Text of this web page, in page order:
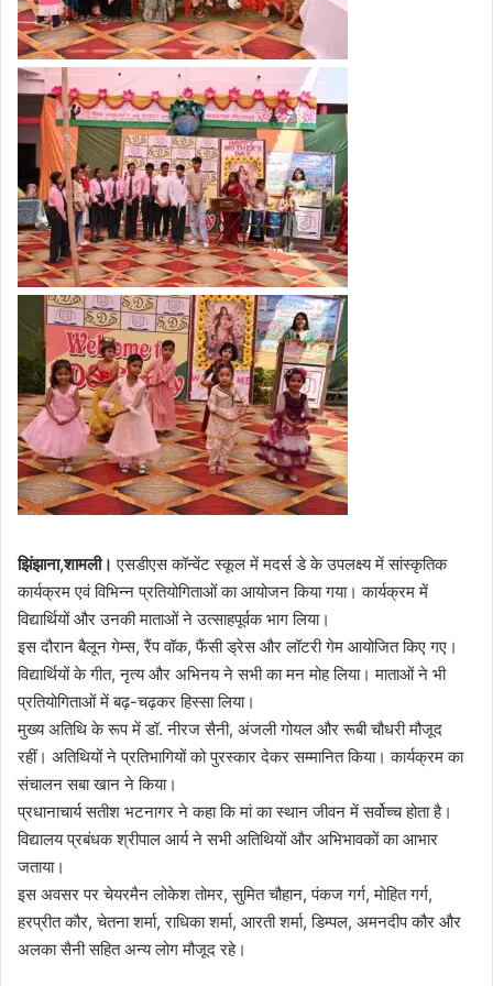
झिंझाना,शामली। एसडीएस कॉन्वेंट स्कूल में मदर्स डे के उपलक्ष्य में सांस्कृतिक
कार्यक्रम एवं विभिन्न प्रतियोगिताओं का आयोजन किया गया। कार्यक्रम में
विद्यार्थियों और उनकी माताओं ने उत्साहपूर्वक भाग लिया।
इस दौरान बैलून गेम्स, रैंप वॉक, फैंसी ड्रेस और लॉटरी गेम आयोजित किए गए।
विद्यार्थियों के गीत, नृत्य और अभिनय ने सभी का मन मोह लिया। माताओं ने भी
प्रतियोगिताओं में बढ़-चढ़कर हिस्सा लिया।
मुख्य अतिथि के रूप में डॉ. नीरज सैनी, अंजली गोयल और रूबी चौधरी मौजूद
रहीं। अतिथियों ने प्रतिभागियों को पुरस्कार देकर सम्मानित किया। कार्यक्रम का
संचालन सबा खान ने किया।
प्रधानाचार्य सतीश भटनागर ने कहा कि मां का स्थान जीवन में सर्वोच्च होता है।
विद्यालय प्रबंधक श्रीपाल आर्य ने सभी अतिथियों और अभिभावकों का आभार
जताया।
इस अवसर पर चेयरमैन लोकेश तोमर, सुमित चौहान, पंकज गर्ग, मोहित गर्ग,
हरप्रीत कौर, चेतना शर्मा, राधिका शर्मा, आरती शर्मा, डिम्पल, अमनदीप कौर और
अलका सैनी सहित अन्य लोग मौजूद रहे।